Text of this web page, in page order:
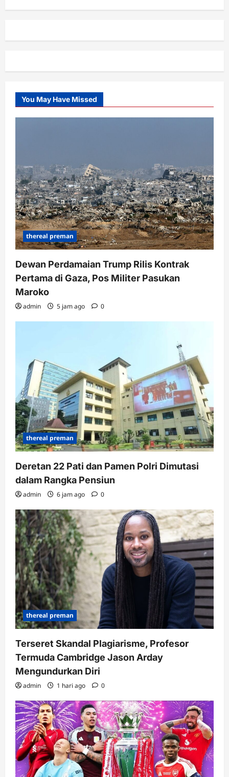
You May Have Missed
thereal preman
Dewan Perdamaian Trump Rilis Kontrak
Pertama di Gaza, Pos Militer Pasukan
Maroko
admin 5 jam ago 0
thereal preman
Deretan 22 Pati dan Pamen Polri Dimutasi
dalam Rangka Pensiun
admin 6 jam ago 0
thereal preman
Terseret Skandal Plagiarisme, Profesor
Termuda Cambridge Jason Arday
Mengundurkan Diri
admin 1 hari ago 0